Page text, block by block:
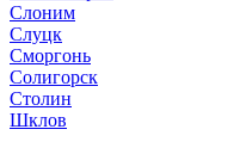
Слоним
Слуцк
Сморгонь
Солигорск
Столин
Шклов